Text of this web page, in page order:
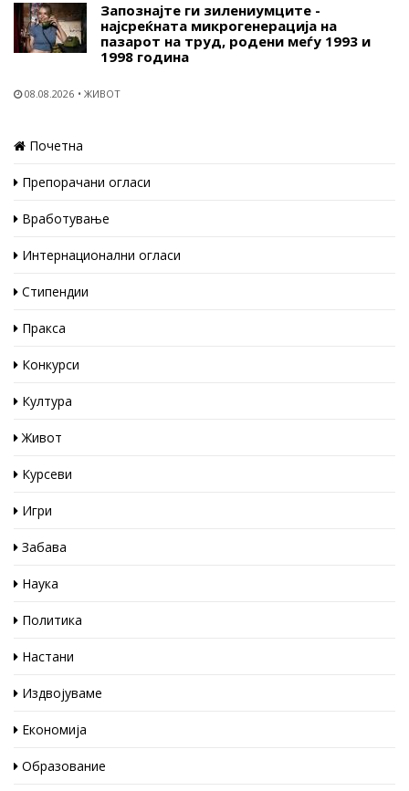
Запознајте ги зилениумците -
најсреќната микрогенерација на
пазарот на труд, родени меѓу 1993 и
1998 година
08.08.2026 ЖИВОТ
Почетна
Препорачани огласи
Вработување
Интернационални огласи
Стипендии
Пракса
Конкурси
Култура
Живот
Курсеви
Игри
Забава
Наука
Политика
Настани
Издвојуваме
Економија
Образование